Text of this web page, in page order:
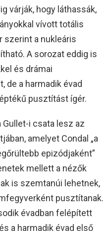
várják, hogy láthassák,
vívott totális
szerint a nukleáris
A sorozat eddig is
és drámai
de a harmadik évad
pusztítást ígér.
Gullet-i csata lesz az
amelyet Condal „a
epizódjaként”
mellett a nézők
is szemtanúi lehetnek,
pusztítanak.
évadban felépített
a harmadik évad első